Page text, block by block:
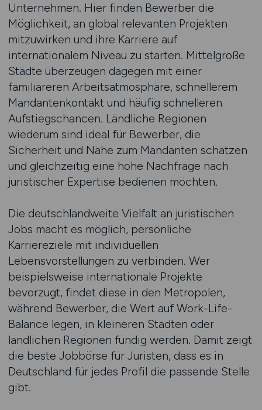
Unternehmen. Hier finden Bewerber die
Möglichkeit, an global relevanten Projekten
mitzuwirken und ihre Karriere auf
internationalem Niveau zu starten. Mittelgroße
Städte überzeugen dagegen mit einer
familiäreren Arbeitsatmosphäre, schnellerem
Mandantenkontakt und häufig schnelleren
Aufstiegschancen. Ländliche Regionen
wiederum sind ideal für Bewerber, die
Sicherheit und Nähe zum Mandanten schätzen
und gleichzeitig eine hohe Nachfrage nach
juristischer Expertise bedienen möchten.
Die deutschlandweite Vielfalt an juristischen
Jobs macht es möglich, persönliche
Karriereziele mit individuellen
Lebensvorstellungen zu verbinden. Wer
beispielsweise internationale Projekte
bevorzugt, findet diese in den Metropolen,
während Bewerber, die Wert auf Work-Life-
Balance legen, in kleineren Städten oder
ländlichen Regionen fündig werden. Damit zeigt
die beste Jobbörse für Juristen, dass es in
Deutschland für jedes Profil die passende Stelle
gibt.